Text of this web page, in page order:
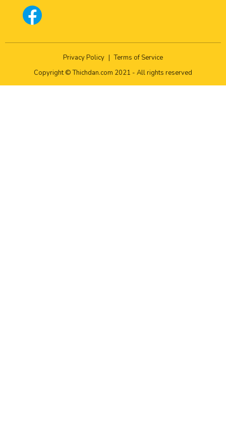
Privacy Policy | Terms of Service
Copyright © Thichdan.com 2021 - All rights reserved